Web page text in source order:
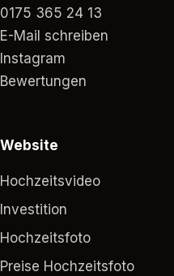
0175 365 24 13
E-Mail schreiben
Instagram
Bewertungen
Website
Hochzeitsvideo
Investition
Hochzeitsfoto
Preise Hochzeitsfoto